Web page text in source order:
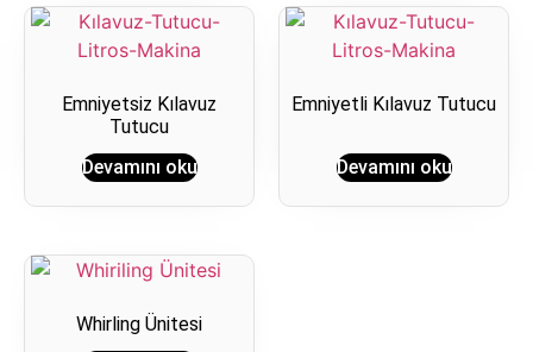
Emniyetsiz Kılavuz
Tutucu
Devamını oku
Emniyetli Kılavuz Tutucu
Devamını oku
Whirling Ünitesi